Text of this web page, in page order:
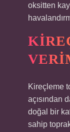
oksitten
Kireçleme
açısından
doğal bir
sahip